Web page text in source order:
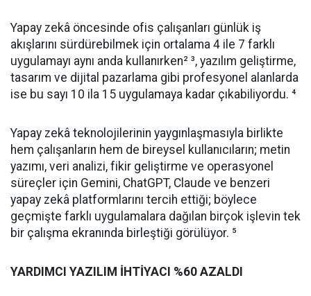
Yapay zekâ öncesinde ofis çalışanları günlük iş
akışlarını sürdürebilmek için ortalama 4 ile 7 farklı
uygulamayı aynı anda kullanırken² ³, yazılım geliştirme,
tasarım ve dijital pazarlama gibi profesyonel alanlarda
ise bu sayı 10 ila 15 uygulamaya kadar çıkabiliyordu. ⁴
Yapay zekâ teknolojilerinin yaygınlaşmasıyla birlikte
hem çalışanların hem de bireysel kullanıcıların; metin
yazımı, veri analizi, fikir geliştirme ve operasyonel
süreçler için Gemini, ChatGPT, Claude ve benzeri
yapay zekâ platformlarını tercih ettiği; böylece
geçmişte farklı uygulamalara dağılan birçok işlevin tek
bir çalışma ekranında birleştiği görülüyor. ⁵
YARDIMCI YAZILIM İHTİYACI %60 AZALDI